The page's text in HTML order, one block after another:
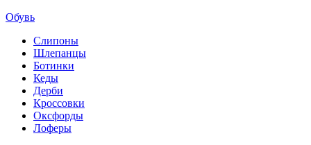
Обувь
Слипоны
Шлепанцы
Ботинки
Кеды
Дерби
Кроссовки
Оксфорды
Лоферы